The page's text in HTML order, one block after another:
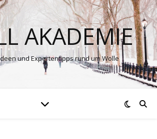
AKADEMIE
und Expertentipps rund um Wolle